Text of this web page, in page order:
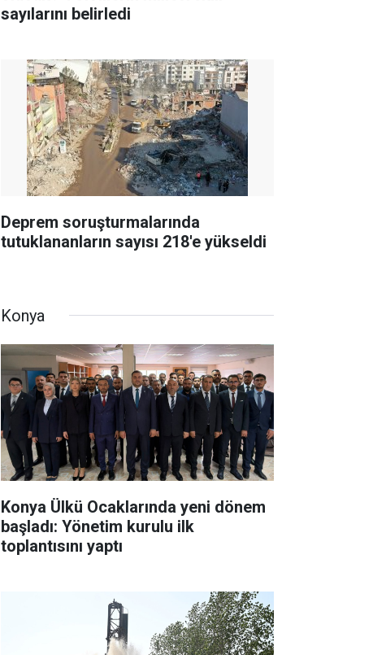
sayılarını belirledi
Deprem soruşturmalarında
tutuklananların sayısı 218'e yükseldi
Konya
Konya Ülkü Ocaklarında yeni dönem
başladı: Yönetim kurulu ilk
toplantısını yaptı